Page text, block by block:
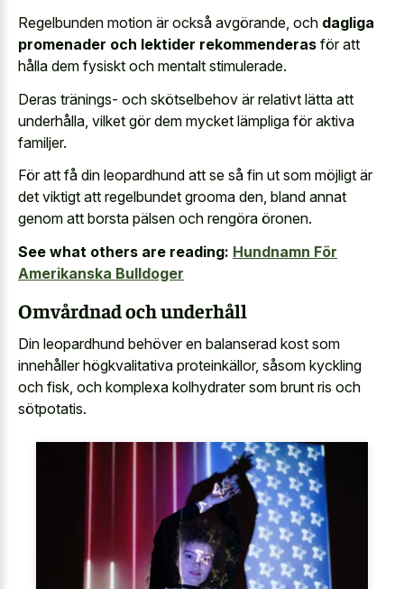
Regelbunden motion är också avgörande, och dagliga
promenader och lektider rekommenderas för att
hålla dem fysiskt och mentalt stimulerade.
Deras tränings- och skötselbehov är relativt lätta att
underhålla, vilket gör dem mycket lämpliga för aktiva
familjer.
För att få din leopardhund att se så fin ut som möjligt är
det viktigt att regelbundet grooma den, bland annat
genom att borsta pälsen och rengöra öronen.
See what others are reading: Hundnamn För
Amerikanska Bulldoger
Omvårdnad och underhåll
Din leopardhund behöver en balanserad kost som
innehåller högkvalitativa proteinkällor, såsom kyckling
och fisk, och komplexa kolhydrater som brunt ris och
sötpotatis.